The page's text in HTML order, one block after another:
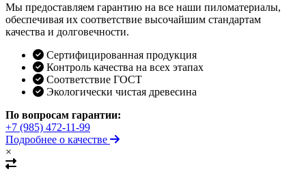
Мы предоставляем гарантию на все наши пиломатериалы,
обеспечивая их соответствие высочайшим стандартам
качества и долговечности.
Сертифицированная продукция
Контроль качества на всех этапах
Соответствие ГОСТ
Экологически чистая древесина
По вопросам гарантии:
+7 (985) 472-11-99
Подробнее о качестве
×